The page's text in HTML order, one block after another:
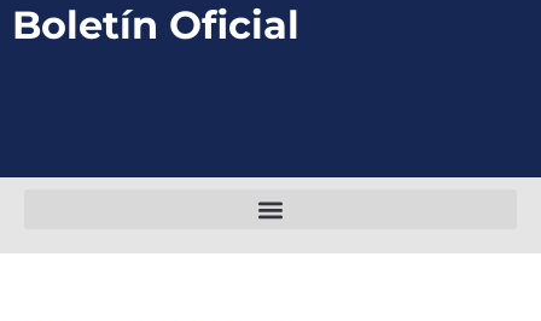
Boletín Oficial